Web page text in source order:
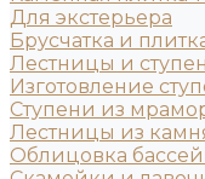
Для экстерьера
Брусчатка и
Лестницы и
Изготовление
Ступени из
Лестницы из
Облицовка